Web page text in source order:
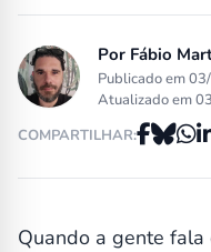
Por Fábio
Publicado em
Atualizado em
COMPARTILHAR:
Quando a gente fala